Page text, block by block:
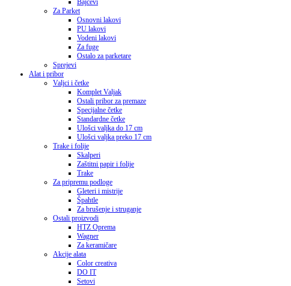
Bajčevi
Za Parket
Osnovni lakovi
PU lakovi
Vodeni lakovi
Za fuge
Ostalo za parketare
Sprejevi
Alat i pribor
Valjci i četke
Komplet Valjak
Ostali pribor za premaze
Specijalne četke
Standardne četke
Ulošci valjka do 17 cm
Ulošci valjka preko 17 cm
Trake i folije
Skalperi
Zaštitni papir i folije
Trake
Za pripremu podloge
Gleteri i mistrije
Špahtle
Za brušenje i struganje
Ostali proizvodi
HTZ Oprema
Wagner
Za keramičare
Akcije alata
Color creativa
DO IT
Setovi